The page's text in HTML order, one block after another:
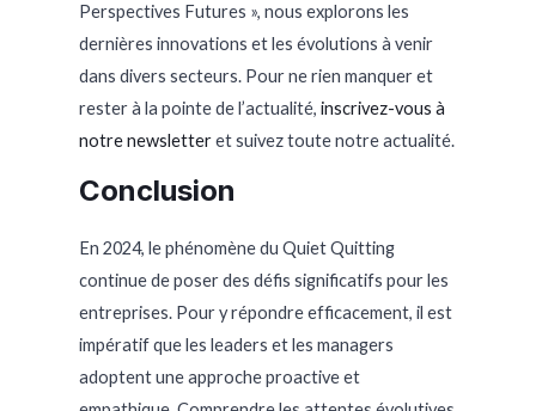
Perspectives Futures », nous explorons les
dernières innovations et les évolutions à venir
dans divers secteurs. Pour ne rien manquer et
rester à la pointe de l’actualité,inscrivez-vous à
notre newsletteret suivez toute notre actualité.
Conclusion
En 2024, le phénomène du Quiet Quitting
continue de poser des défis significatifs pour les
entreprises. Pour y répondre efficacement, il est
impératif que les leaders et les managers
adoptent une approche proactive et